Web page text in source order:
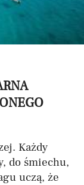
Każdy
do śmiechu,
uczą, że